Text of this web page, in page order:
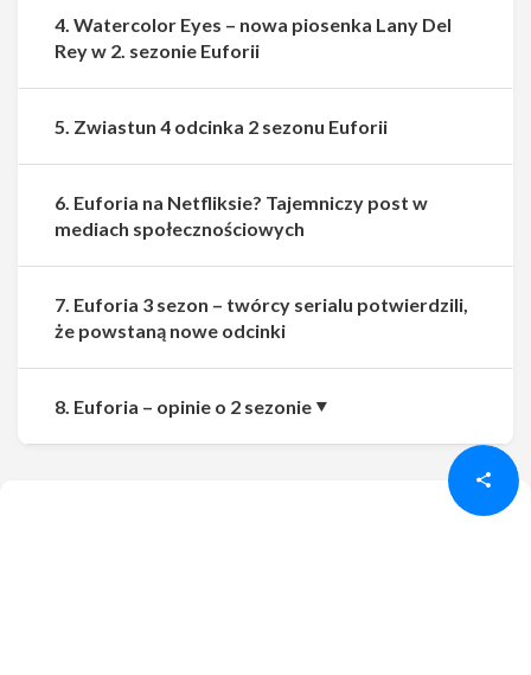
Udostępnij
4. Watercolor Eyes – nowa piosenka Lany Del
Rey w 2. sezonie Euforii
5. Zwiastun 4 odcinka 2 sezonu Euforii
6. Euforia na Netfliksie? Tajemniczy post w
mediach społecznościowych
7. Euforia 3 sezon – twórcy serialu potwierdzili,
że powstaną nowe odcinki
8. Euforia – opinie o 2 sezonie